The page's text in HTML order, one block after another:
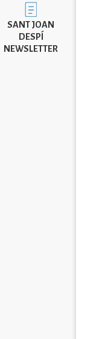
Imatge
SANT JOAN
DESPÍ
NEWSLETTER